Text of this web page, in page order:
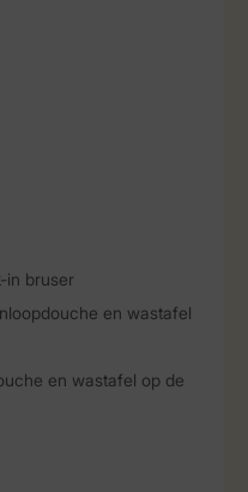
in bruser
en wastafel
en wastafel op de